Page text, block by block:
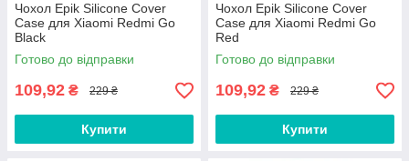
Чохол Epik Silicone Cover
Case для Xiaomi Redmi Go
Black
Готово до відправки
109,92 ₴ 229 ₴
Купити
Чохол Epik Silicone Cover
Case для Xiaomi Redmi Go
Red
Готово до відправки
109,92 ₴ 229 ₴
Купити